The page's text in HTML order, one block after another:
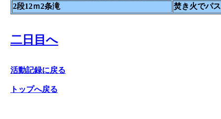
2段12ｍ2条滝 焚き火でパ
二日目へ
活動記録に戻る
トップへ戻る